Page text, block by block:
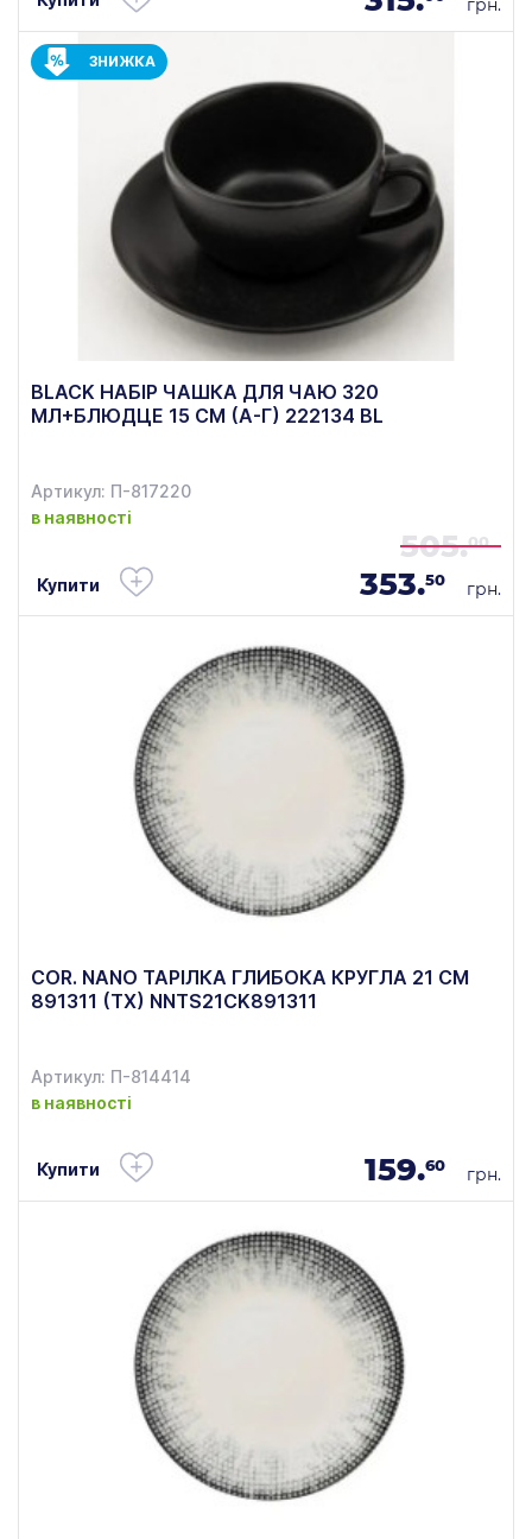
грн.
ЗНИЖКА
BLACK НАБІР ЧАШКА ДЛЯ ЧАЮ 320
МЛ+БЛЮДЦЕ 15 СМ (А-Г) 222134 BL
Артикул: П-817220
в наявності
505.00
Купити 353.50 грн.
COR. NANO ТАРІЛКА ГЛИБОКА КРУГЛА 21 СМ
891311 (ТХ) NNTS21CK891311
Артикул: П-814414
в наявності
Купити 159.60 грн.